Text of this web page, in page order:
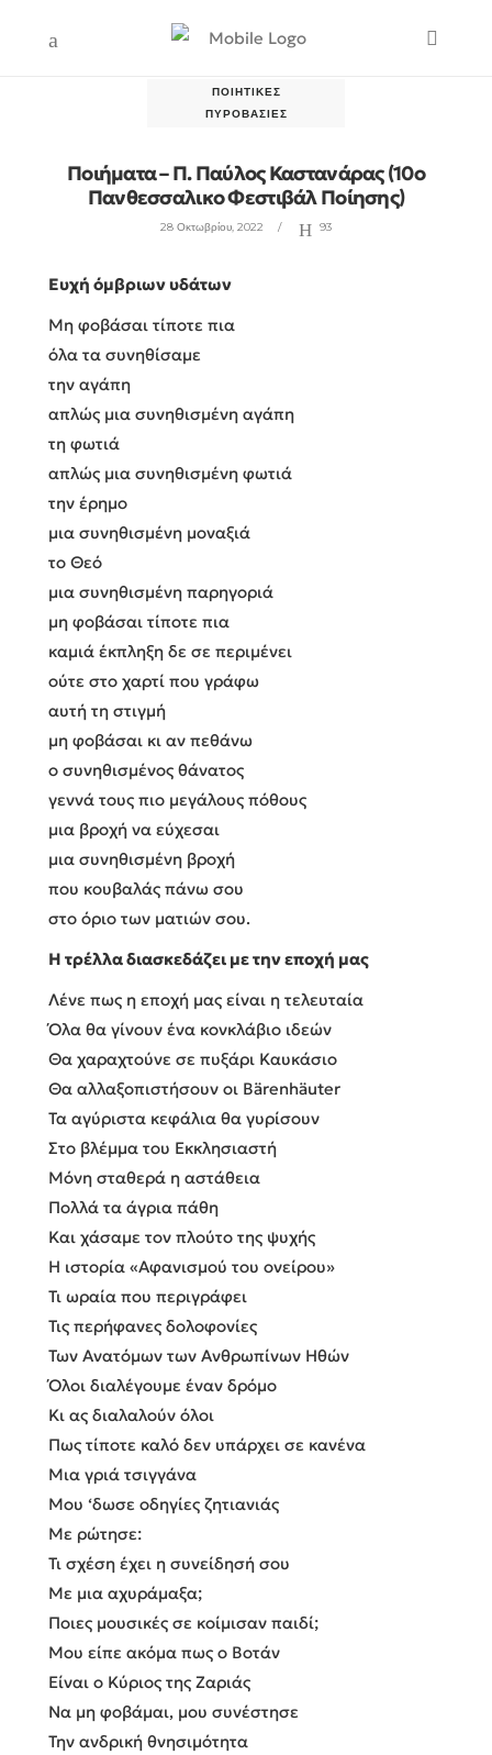
ΠΟΙΗΤΙΚΈΣ
ΠΥΡΟΒΑΣΊΕΣ
Ποιήματα – Π. Παύλος Καστανάρας (10ο
Πανθεσσαλικο Φεστιβάλ Ποίησης)
28 Οκτωβρίου, 2022 93
Ευχή όμβριων υδάτων
Μη φοβάσαι τίποτε πια
όλα τα συνηθίσαμε
την αγάπη
απλώς μια συνηθισμένη αγάπη
τη φωτιά
απλώς μια συνηθισμένη φωτιά
την έρημο
μια συνηθισμένη μοναξιά
το Θεό
μια συνηθισμένη παρηγοριά
μη φοβάσαι τίποτε πια
καμιά έκπληξη δε σε περιμένει
ούτε στο χαρτί που γράφω
αυτή τη στιγμή
μη φοβάσαι κι αν πεθάνω
ο συνηθισμένος θάνατος
γεννά τους πιο μεγάλους πόθους
μια βροχή να εύχεσαι
μια συνηθισμένη βροχή
που κουβαλάς πάνω σου
στο όριο των ματιών σου.
Η τρέλλα διασκεδάζει με την εποχή μας
Λένε πως η εποχή μας είναι η τελευταία
Όλα θα γίνουν ένα κονκλάβιο ιδεών
Θα χαραχτούνε σε πυξάρι Καυκάσιο
Θα αλλαξοπιστήσουν οι Bärenhäuter
Τα αγύριστα κεφάλια θα γυρίσουν
Στο βλέμμα του Εκκλησιαστή
Μόνη σταθερά η αστάθεια
Πολλά τα άγρια πάθη
Και χάσαμε τον πλούτο της ψυχής
Η ιστορία «Αφανισμού του ονείρου»
Τι ωραία που περιγράφει
Τις περήφανες δολοφονίες
Των Ανατόμων των Ανθρωπίνων Ηθών
Όλοι διαλέγουμε έναν δρόμο
Κι ας διαλαλούν όλοι
Πως τίποτε καλό δεν υπάρχει σε κανένα
Μια γριά τσιγγάνα
Μου ‘δωσε οδηγίες ζητιανιάς
Με ρώτησε:
Τι σχέση έχει η συνείδησή σου
Με μια αχυράμαξα;
Ποιες μουσικές σε κοίμισαν παιδί;
Μου είπε ακόμα πως ο Βοτάν
Είναι ο Κύριος της Ζαριάς
Να μη φοβάμαι, μου συνέστησε
Την ανδρική θνησιμότητα